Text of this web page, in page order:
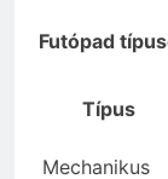
Futópad
Típus
Mechanikus